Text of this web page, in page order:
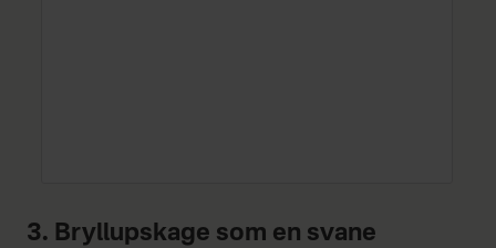
3. Bryllupskage som en svane